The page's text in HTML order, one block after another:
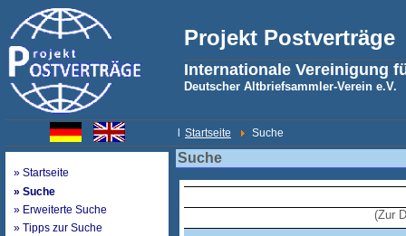
Projekt Postverträge
Internationale Vereinigung
Deutscher Altbriefsammler-Verein e.V.
Startseite Suche
» Startseite
» Suche
» Erweiterte Suche
» Tipps zur Suche
Suche
(Zur